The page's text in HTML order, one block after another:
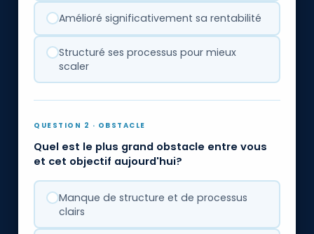
Amélioré significativement sa rentabilité
Structuré ses processus pour mieux
scaler
QUESTION 2 · OBSTACLE
Quel est le plus grand obstacle entre vous
et cet objectif aujourd'hui?
Manque de structure et de processus
clairs